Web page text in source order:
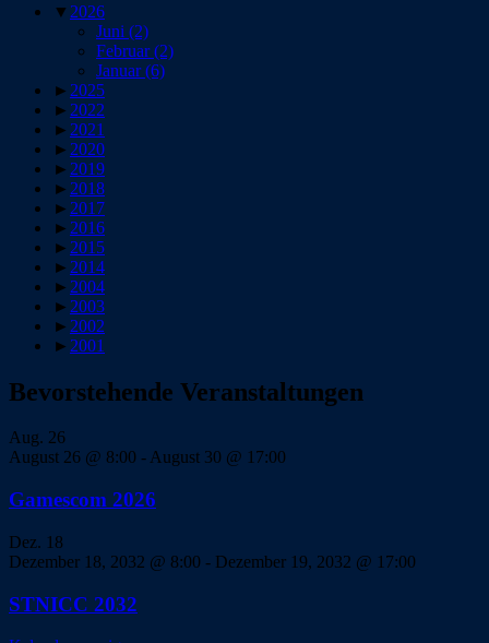
▼ 2026
Juni (2)
Februar(2)
Januar(6)
► 2025
► 2022
► 2021
► 2020
► 2019
► 2018
► 2017
► 2016
► 2015
► 2014
► 2004
► 2003
► 2002
► 2001
Bevorstehende Veranstaltungen
Aug. 26
August 26 @ 8:00 -August 30 @ 17:00
Gamescom 2026
Dez. 18
Dezember 18, 2032 @ 8:00 - Dezember 19, 2032 @ 17:00
STNICC 2032